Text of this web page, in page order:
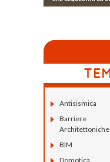
Antisismica
Barriere
Architettoniche
BIM
Domotica